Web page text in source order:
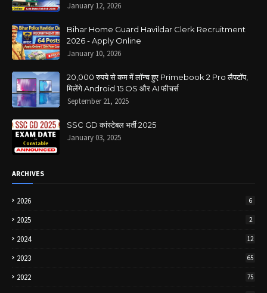
January 12, 2026
Bihar Home Guard Havildar Clerk Recruitment
2026 - Apply Online
January 10, 2026
20,000 रुपये से कम में लॉन्च हुए Primebook 2 Pro लैपटॉप,
मिलेंगे Android 15 OS और AI फीचर्स
September 21, 2025
SSC GD कांस्टेबल भर्ती 2025
January 03, 2025
ARCHIVES
2026 6
2025 2
2024 12
2023 65
2022 75